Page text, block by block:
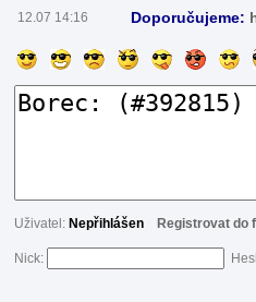
12.07 14:16 Doporučujeme:
Uživatel: Nepřihlášen Registrovat do
Nick: